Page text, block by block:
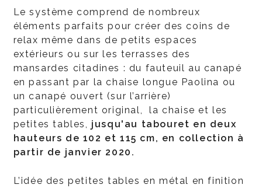
Le système comprend de nombreux
éléments parfaits pour créer des coins de
relax même dans de petits espaces
extérieurs ou sur les terrasses des
mansardes citadines : du fauteuil au canapé
en passant par la chaise longue Paolina ou
un canapé ouvert (sur l’arrière)
particulièrement original, la chaise et les
petites tables, jusqu'au tabouret en deux
hauteurs de 102 et 115 cm, en collection à
partir de janvier 2020.
L’idée des petites tables en métal en finition